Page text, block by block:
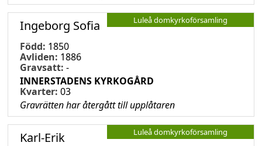
Luleå domkyrkoförsamling
Ingeborg Sofia
Född: 1850
Avliden: 1886
Gravsatt: -
INNERSTADENS KYRKOGÅRD
Kvarter: 03
Gravrätten har återgått till upplåtaren
Luleå domkyrkoförsamling
Karl-Erik